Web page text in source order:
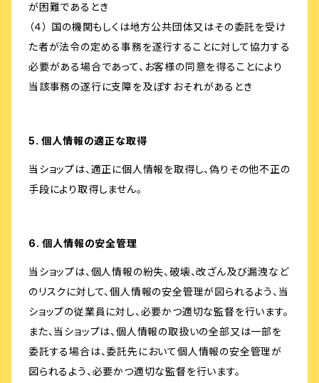
が困難であるとき
（４） 国の機関もしくは地方公共団体又はその委託を受け
た者が法令の定める事務を遂行することに対して協力する
必要がある場合であって、お客様の同意を得ることにより
当該事務の遂行に支障を及ぼすおそれがあるとき
5. 個人情報の適正な取得
当ショップは、適正に個人情報を取得し、偽りその他不正の
手段により取得しません。
6. 個人情報の安全管理
当ショップは、個人情報の紛失、破壊、改ざん及び漏洩など
のリスクに対して、個人情報の安全管理が図られるよう、当
ショップの従業員に対し、必要かつ適切な監督を行います。
また、当ショップは、個人情報の取扱いの全部又は一部を
委託する場合は、委託先において個人情報の安全管理が
図られるよう、必要かつ適切な監督を行います。